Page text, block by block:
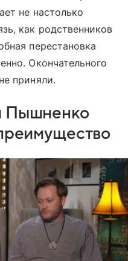
не настолько
как родственников
перестановка
Окончательного
приняли.
Пышненко